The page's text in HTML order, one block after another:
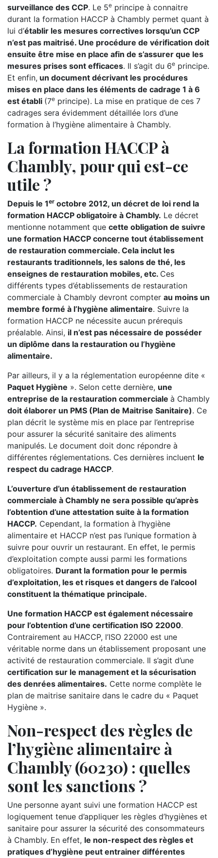
surveillance des CCP. Le 5e principe à connaitre
durant la formation HACCP à Chambly permet quant à
lui d’établir les mesures correctives lorsqu’un CCP
n’est pas maitrisé. Une procédure de vérification doit
ensuite être mise en place afin de s’assurer que les
mesures prises sont efficaces. Il s’agit du 6e principe.
Et enfin, un document décrivant les procédures
mises en place dans les éléments de cadrage 1 à 6
est établi (7e principe). La mise en pratique de ces 7
cadrages sera évidemment détaillée lors d’une
formation à l’hygiène alimentaire à Chambly.
La formation HACCP à
Chambly, pour qui est-ce
utile ?
Depuis le 1er octobre 2012, un décret de loi rend la
formation HACCP obligatoire à Chambly. Le décret
mentionne notamment que cette obligation de suivre
une formation HACCP concerne tout établissement
de restauration commerciale. Cela inclut les
restaurants traditionnels, les salons de thé, les
enseignes de restauration mobiles, etc. Ces
différents types d’établissements de restauration
commerciale à Chambly devront compter au moins un
membre formé à l’hygiène alimentaire. Suivre la
formation HACCP ne nécessite aucun prérequis
préalable. Ainsi, il n’est pas nécessaire de posséder
un diplôme dans la restauration ou l’hygiène
alimentaire.
Par ailleurs, il y a la réglementation européenne dite «
Paquet Hygiène ». Selon cette dernière, une
entreprise de la restauration commerciale à Chambly
doit élaborer un PMS (Plan de Maitrise Sanitaire). Ce
plan décrit le système mis en place par l’entreprise
pour assurer la sécurité sanitaire des aliments
manipulés. Le document doit donc répondre à
différentes réglementations. Ces dernières incluent le
respect du cadrage HACCP.
L’ouverture d’un établissement de restauration
commerciale à Chambly ne sera possible qu’après
l’obtention d’une attestation suite à la formation
HACCP. Cependant, la formation à l’hygiène
alimentaire et HACCP n’est pas l’unique formation à
suivre pour ouvrir un restaurant. En effet, le permis
d’exploitation compte aussi parmi les formations
obligatoires. Durant la formation pour le permis
d’exploitation, les et risques et dangers de l’alcool
constituent la thématique principale.
Une formation HACCP est également nécessaire
pour l’obtention d’une certification ISO 22000.
Contrairement au HACCP, l’ISO 22000 est une
véritable norme dans un établissement proposant une
activité de restauration commerciale. Il s’agit d’une
certification sur le management et la sécurisation
des denrées alimentaires. Cette norme complète le
plan de maitrise sanitaire dans le cadre du « Paquet
Hygiène ».
Non-respect des règles de
l’hygiène alimentaire à
Chambly (60230) : quelles
sont les sanctions ?
Une personne ayant suivi une formation HACCP est
logiquement tenue d’appliquer les règles d’hygiènes et
sanitaire pour assurer la sécurité des consommateurs
à Chambly. En effet, le non-respect des règles et
pratiques d’hygiène peut entrainer différentes